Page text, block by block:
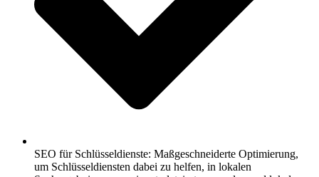
SEO für Schlüsseldienste: Maßgeschneiderte Optimierung,
um Schlüsseldiensten dabei zu helfen, in lokalen